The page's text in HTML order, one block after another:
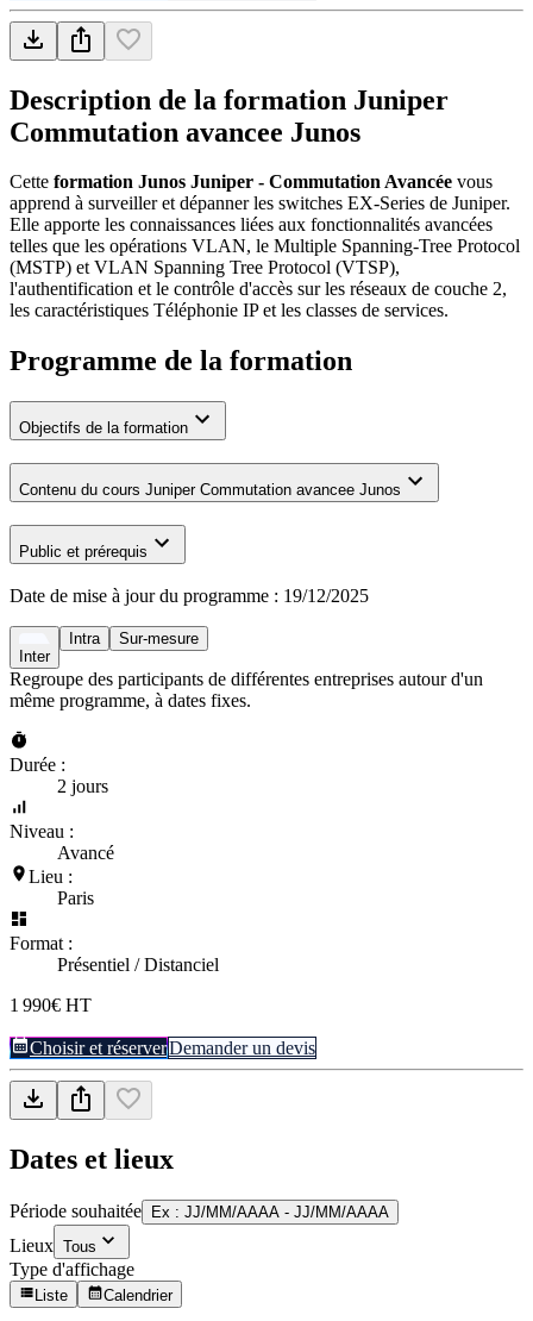
Description de la formation Juniper
Commutation avancee Junos
Cette formation Junos Juniper - Commutation Avancée vous
apprend à surveiller et dépanner les switches EX-Series de Juniper.
Elle apporte les connaissances liées aux fonctionnalités avancées
telles que les opérations VLAN, le Multiple Spanning-Tree Protocol
(MSTP) et VLAN Spanning Tree Protocol (VTSP),
l'authentification et le contrôle d'accès sur les réseaux de couche 2,
les caractéristiques Téléphonie IP et les classes de services.
Programme de la formation
Objectifs de la formation
Contenu du cours Juniper Commutation avancee Junos
Public et prérequis
Date de mise à jour du programme : 19/12/2025
Inter
Intra Sur-mesure
Regroupe des participants de différentes entreprises autour d'un
même programme, à dates fixes.
Durée :
2 jours
Niveau :
Avancé
Lieu :
Paris
Format :
Présentiel / Distanciel
1 990€ HT
Choisir et réserverDemander un devis
Dates et lieux
Période souhaitée Ex : JJ/MM/AAAA - JJ/MM/AAAA
Lieux Tous
Type d'affichage
Liste Calendrier